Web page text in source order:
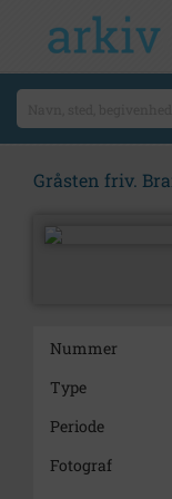
Gråsten friv.
Nummer
Type
Periode
Fotograf